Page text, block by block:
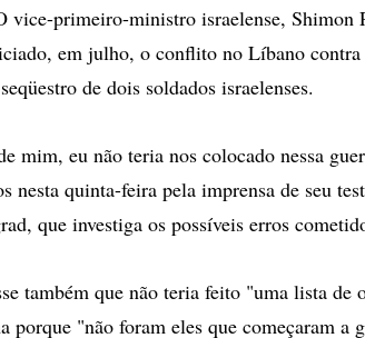
primeiro-ministro israelense, Shimon
em julho, o conflito no Líbano
de dois soldados israelenses.
mim, eu não teria nos colocado nessa
nesta quinta-feira pela imprensa de seu
que investiga os possíveis erros
também que não teria feito "uma lista de
porque "não foram eles que começaram a